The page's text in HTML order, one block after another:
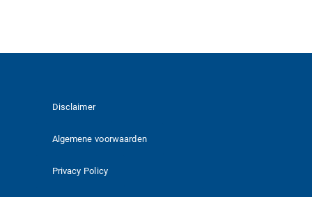
Disclaimer
Algemene voorwaarden
Privacy Policy